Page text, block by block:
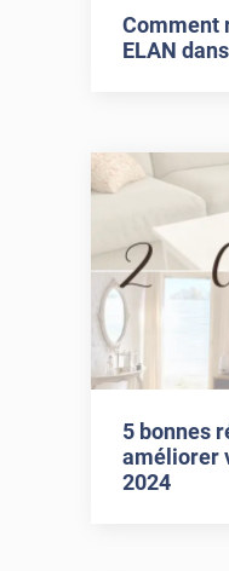
Comment
ELAN
5 bonnes
améliorer
2024